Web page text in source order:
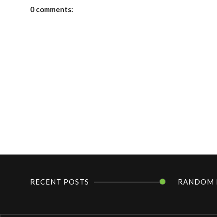
0 comments:
RECENT POSTS RANDOM